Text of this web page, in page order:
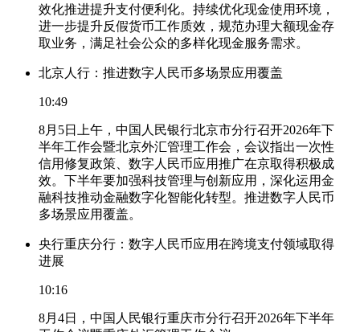
效化推进提升支付便利化。持续优化现金使用环境，
进一步提升反假货币工作质效，规范办理大额现金存
取业务，满足社会公众的多样化现金服务需求。
北京人行：推进数字人民币多场景应用覆盖
10:49
8月5日上午，中国人民银行北京市分行召开2026年下
半年工作会暨北京外汇管理工作会，会议指出一次性
信用修复政策、数字人民币应用推广在京取得积极成
效。下半年要加强科技管理与创新应用，深化运用金
融科技推动金融数字化智能化转型。推进数字人民币
多场景应用覆盖。
央行重庆分行：数字人民币应用在跨境支付领域取得
进展
10:16
8月4日，中国人民银行重庆市分行召开2026年下半年